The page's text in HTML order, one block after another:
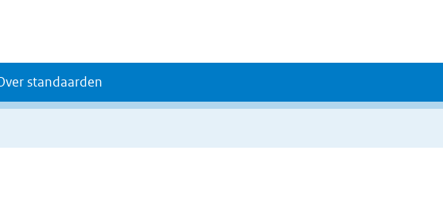
standaarden